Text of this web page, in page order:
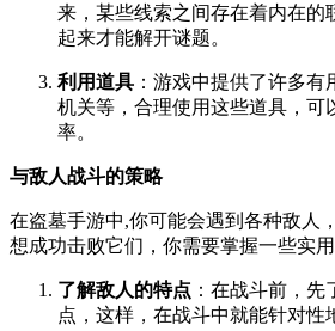
来，某些线索之间存在着内在的
起来才能解开谜题。
利用道具 ：游戏中提供了许多有
机关等，合理使用这些道具，可
率。
与敌人战斗的策略
在盗墓手游中,你可能会遇到各种敌人
想成功击败它们，你需要掌握一些实用
了解敌人的特点 ：在战斗前，
点，这样，在战斗中就能针对性